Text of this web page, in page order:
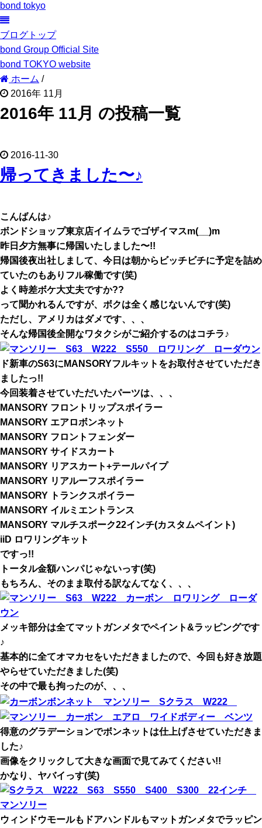
bond tokyo
ブログトップ
bond Group Official Site
bond TOKYO website
ホーム /
2016年 11月
2016年 11月 の投稿一覧
2016-11-30
帰ってきました〜♪
こんばんは♪
ボンドショップ東京店イイムラでゴザイマスm(__)m
昨日夕方無事に帰国いたしました〜!!
帰国後夜出社しまして、今日は朝からビッチビチに予定を詰め
ていたのもありフル稼働です(笑)
よく時差ボケ大丈夫ですか??
って聞かれるんですが、ボクは全く感じないんです(笑)
ただし、アメリカはダメです、、、
そんな帰国後全開なワタクシがご紹介するのはコチラ♪
ド新車のS63にMANSORYフルキットをお取付させていただき
ましたっ!!
今回装着させていただいたパーツは、、、
MANSORY フロントリップスポイラー
MANSORY エアロボンネット
MANSORY フロントフェンダー
MANSORY サイドスカート
MANSORY リアスカート+テールパイプ
MANSORY リアルーフスポイラー
MANSORY トランクスポイラー
MANSORY イルミエントランス
MANSORY マルチスポーク22インチ(カスタムペイント)
iiD ロワリングキット
ですっ!!
トータル金額ハンパじゃないっす(笑)
もちろん、そのまま取付る訳なんてなく、、、
メッキ部分は全てマットガンメタでペイント&ラッピングです
♪
基本的に全てオマカセをいただきましたので、今回も好き放題
やらせていただきました(笑)
その中で最も拘ったのが、、、
得意のグラデーションでボンネットは仕上げさせていただきま
した♪
画像をクリックして大きな画面で見てみてください!!
かなり、ヤバイっす(笑)
ウィンドウモールもドアハンドルもマットガンメタでラッピン